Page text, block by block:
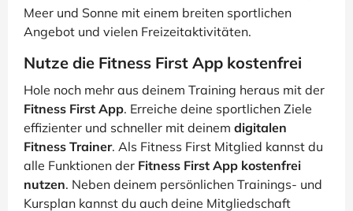
Meer und Sonne mit einem breiten sportlichen
Angebot und vielen Freizeitaktivitäten.
Nutze die Fitness First App kostenfrei
Hole noch mehr aus deinem Training heraus mit der
Fitness First App. Erreiche deine sportlichen Ziele
effizienter und schneller mit deinem digitalen
Fitness Trainer. Als Fitness First Mitglied kannst du
alle Funktionen der Fitness First App kostenfrei
nutzen. Neben deinem persönlichen Trainings- und
Kursplan kannst du auch deine Mitgliedschaft